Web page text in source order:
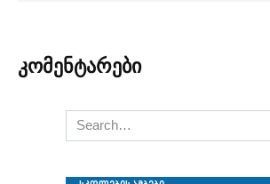
კომენტარები
Search
for: